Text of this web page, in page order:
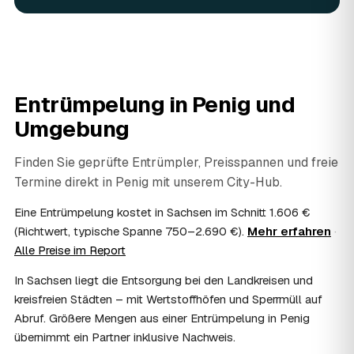
AWL Zentrum vermittelt nur die Entrümpler und ersetzt
keine Steuerberatung — die konkrete Anrechnung klären
Sie mit Ihrem Finanzamt oder Steuerberater.
Kosten?
Im Einzelfall ist das möglich — etwa bei einer
Wohnungsauflösung im Rahmen von Sozialhilfe oder
einem vom Amt veranlassten Umzug. Wichtig: Den Antrag
stellen Sie vor Auftragserteilung beim zuständigen Amt
und holen die Kostenübernahme schriftlich ein. AWL
über die Kostenübernahme.
08 Bekomme ich einen Entsorgungsnachweis?
Ja. Die Partner entsorgen über zugelassene Höfe und
stellen auf Wunsch einen Entsorgungsnachweis aus —
Entrümpelung in Penig und
Umgebung
Finden Sie geprüfte Entrümpler, Preisspannen und freie
Termine direkt in Penig mit unserem City-Hub.
Eine Entrümpelung kostet in Sachsen im Schnitt 1.606 €
(Richtwert, typische Spanne 750–2.690 €). Mehr erfahren ·
Alle Preise im Report
In Sachsen liegt die Entsorgung bei den Landkreisen und
kreisfreien Städten – mit Wertstoffhöfen und Sperrmüll auf
Abruf. Größere Mengen aus einer Entrümpelung in Penig
übernimmt ein Partner inklusive Nachweis.